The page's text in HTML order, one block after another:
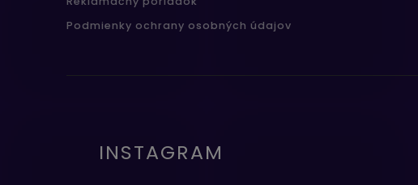
Podmienky ochrany osobných údajov
INSTAGRAM